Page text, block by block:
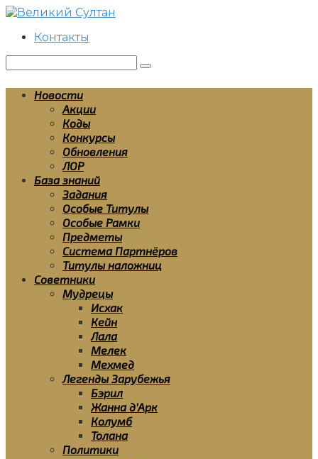
Перейти
контентуКонтакты
Новости
Акции
Коды
Конкурсы
Обновления
ЛОР
База знаний
Задания
Особые Титулы
Особые Рамки
Предметы
Система Партнёров
Титулы наложниц
Советники
Мудрецы
Исхак
Кейн
Лала
Мелек
Мехмед
Легенды Зарубежья
Бэрил
Жанна д’Арк
Колумб
Толана
Политики